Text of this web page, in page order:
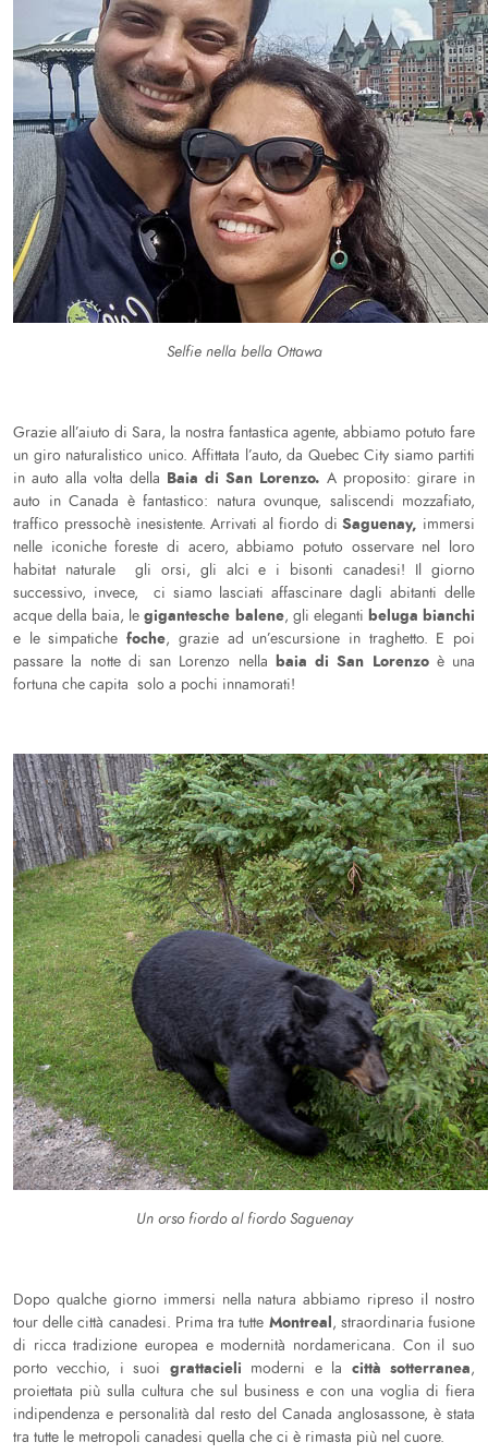
Selfie nella bella Ottawa
Grazie all’aiuto di Sara, la nostra fantastica agente, abbiamo potuto fare
un giro naturalistico unico. Affittata l’auto, da Quebec City siamo partiti
in auto alla volta della Baia di San Lorenzo. A proposito: girare in
auto in Canada è fantastico: natura ovunque, saliscendi mozzafiato,
traffico pressochè inesistente. Arrivati al fiordo diSaguenay, immersi
nelle iconiche foreste di acero, abbiamo potuto osservare nel loro
habitat naturale gli orsi, gli alci e i bisonti canadesi! Il giorno
successivo, invece, ci siamo lasciati affascinare dagli abitanti delle
acque della baia, legigantesche balene, gli eleganti beluga bianchi
e le simpatichefoche, grazie ad un’escursione in traghetto. E poi
passare la notte di san Lorenzo nella baia di San Lorenzoè una
fortuna che capita solo a pochi innamorati!
Un orso fiordo al fiordo Saguenay
Dopo qualche giorno immersi nella natura abbiamo ripreso il nostro
tour delle città canadesi. Prima tra tutte Montreal, straordinaria fusione
di ricca tradizione europea e modernità nordamericana. Con il suo
porto vecchio, i suoi grattacieli moderni e la città sotterranea,
proiettata più sulla cultura che sul business e con una voglia di fiera
indipendenza e personalità dal resto del Canada anglosassone, è stata
tra tutte le metropoli canadesi quella che ci è rimasta più nel cuore.